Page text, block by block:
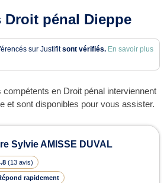
Droit pénal Dieppe
sur Justifitsont vérifiés. En savoir plus
en Droit pénal interviennent
et sont disponibles pour vous assister.
pénal à Dieppe
Sylvie AMISSE DUVAL
(13 avis)
rapidement